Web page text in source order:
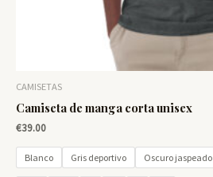
CAMISETAS
Camiseta de manga corta unisex
€39.00
Blanco Gris deportivo Oscuro jaspeado